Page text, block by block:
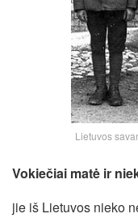
Lietuvos
Vokiečiai matė ir
jie iš Lietuvos nieko